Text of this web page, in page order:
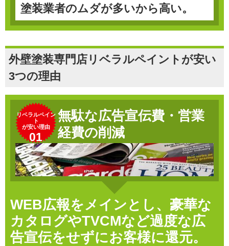
塗装業者のムダが多いから高い。
外壁塗装専門店リベラルペイントが安い
3つの理由
リベラルペイン
ト
が安い理由
01
無駄な広告宣伝費・営業
経費の削減
WEB広報をメインとし、豪華な
カタログやTVCMなど過度な広
告宣伝をせずにお客様に還元。